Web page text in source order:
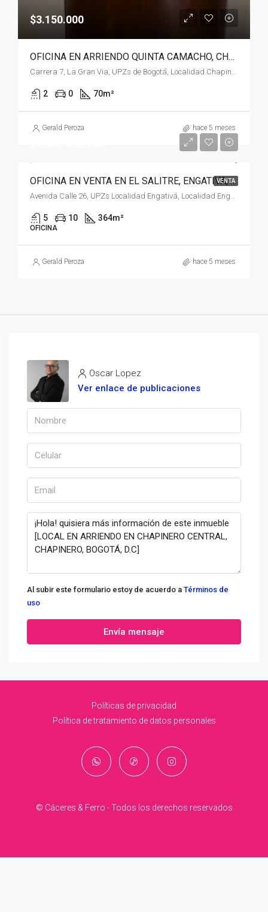
$3.150.000
OFICINA EN ARRIENDO QUINTA CAMACHO, CHAPINERO, BOGOTÁ, D.C.
Carrera 7, La Gran Via, UPZs de Bogotá, Localidad Chapinero, Bogotá, Bogotá, Distrito Capital, RAP (Especial) Central, 110221, Colombia
2 0 70m²
Gerald Peroza hace 5 meses
VENTA
OFICINA EN VENTA EN EL SALITRE, ENGATIVA, BOGOTÁ, D.C
Avenida Calle 26, UPZs Localidad Engativá, Localidad Engativá, Bogotá, Bogotá, Distrito Capital, RAP (Especial) Central, 111071, Colombia
5 10 364m²
OFICINA
Gerald Peroza hace 5 meses
Oscar Lopez
Ver enlace de publicaciones
Al subir este formulario estoy de acuerdo a Términos de
uso
Envía mensaje
Políticas de privacidad
Política de tratamiento de datos personales
© Cáceres & Ferro - Todos los derechos reservados